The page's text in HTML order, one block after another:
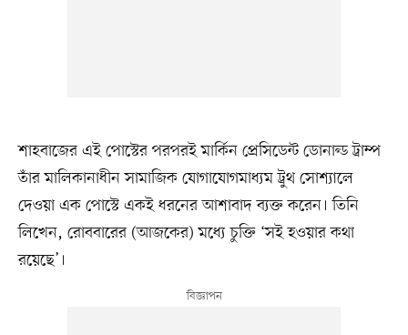
শাহবাজের এই পোস্টের পরপরই মার্কিন প্রেসিডেন্ট ডোনাল্ড ট্রাম্প
তাঁর মালিকানাধীন সামাজিক যোগাযোগমাধ্যম ট্রুথ সোশ্যালে
দেওয়া এক পোস্টে একই ধরনের আশাবাদ ব্যক্ত করেন। তিনি
লিখেন, রোববারের (আজকের) মধ্যে চুক্তি ‘সই হওয়ার কথা
রয়েছে’।